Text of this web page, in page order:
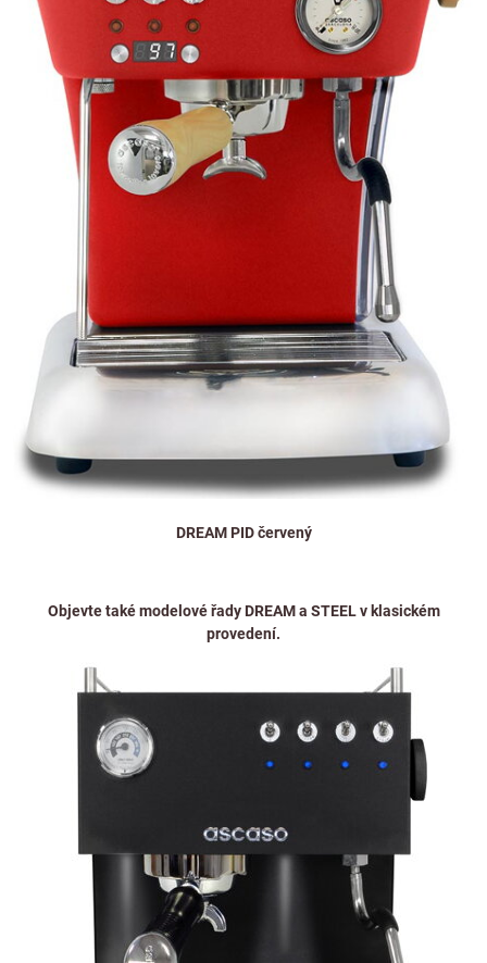
DREAM PID červený
Objevte také modelové řady DREAMa STEELv klasickém
provedení.